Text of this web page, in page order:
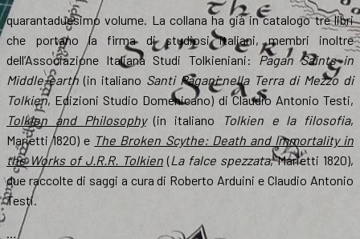
quarantaduesimo volume. La collana ha già in catalogo tre libri
che portano la firma di studiosi italiani, membri inoltre
dell’Associazione Italiana Studi Tolkieniani: Pagan Saints in
Middle-earth (in italiano Santi Pagani nella Terra di Mezzo di
Tolkien, Edizioni Studio Domenicano) di Claudio Antonio Testi,
Tolkien and Philosophy(in italiano Tolkien e la filosofia,
Marietti 1820) e The Broken Scythe: Death and Immortality in
the Works of J.R.R. Tolkien (La falce spezzata, Marietti 1820),
due raccolte di saggi a cura di Roberto Arduini e Claudio Antonio
Testi.
…